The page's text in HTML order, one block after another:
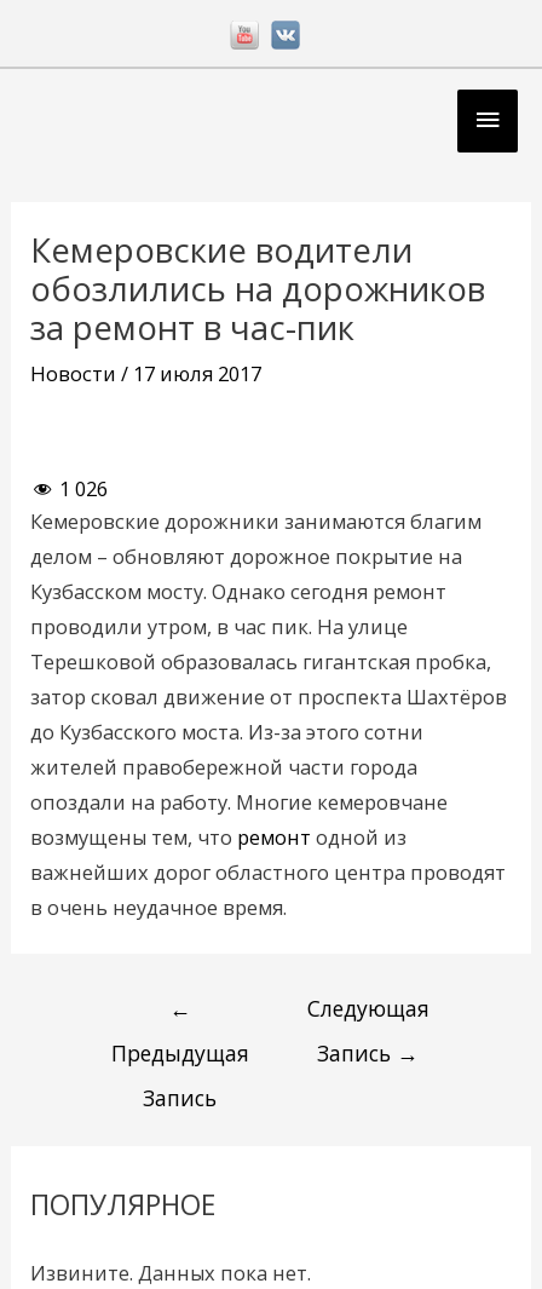
Кемеровские водители
обозлились на дорожников
за ремонт в час-пик
Новости / 17 июля 2017
1 026
Кемеровские дорожники занимаются благим
делом – обновляют дорожное покрытие на
Кузбасском мосту. Однако сегодня ремонт
проводили утром, в час пик. На улице
Терешковой образовалась гигантская пробка,
затор сковал движение от проспекта Шахтёров
до Кузбасского моста. Из-за этого сотни
жителей правобережной части города
опоздали на работу. Многие кемеровчане
возмущены тем, что ремонт одной из
важнейших дорог областного центра проводят
в очень неудачное время.
записям
←
Предыдущая
Запись
Следующая
Запись →
ПОПУЛЯРНОЕ
Извините. Данных пока нет.